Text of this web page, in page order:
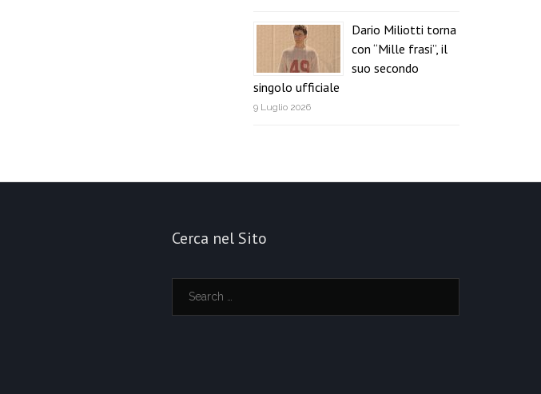
Dario Miliotti torna
con “Mille frasi”, il
suo secondo
singolo ufficiale
9 Luglio 2026
Cerca nel Sito